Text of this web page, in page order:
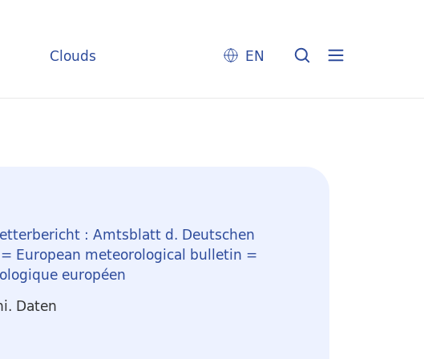
Clouds EN
: Amtsblatt d. Deutschen
European meteorological bulletin =
européen
Daten